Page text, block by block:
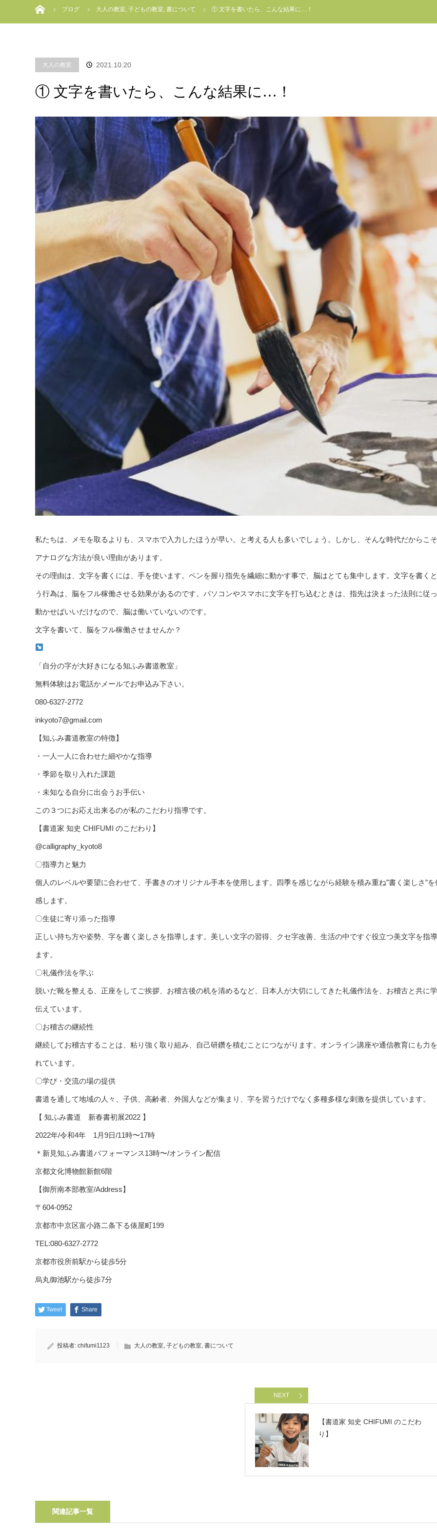
ブログ
大人の教室, 子どもの教室, 書について ① 文字を書いたら、こんな結果に…！
大人の教室 2021.10.20
① 文字を書いたら、こんな結果に…！
私たちは、メモを取るよりも、スマホで入力したほうが早い。と考える人も多いでしょう。しかし、そんな時代だからこそ
アナログな方法が良い理由があります。
その理由は、文字を書くには、手を使います。ペンを握り指先を繊細に動かす事で、脳はとても集中します。文字を書く
う行為は、脳をフル稼働させる効果があるのです。パソコンやスマホに文字を打ち込むときは、指先は決まった法則に従
動かせばいいだけなので、脳は働いていないのです。
文字を書いて、脳をフル稼働させませんか？
「自分の字が大好きになる知ふみ書道教室」
無料体験はお電話かメールでお申込み下さい。
080-6327-2772
inkyoto7@gmail.com
【知ふみ書道教室の特徴】
・一人一人に合わせた細やかな指導
・季節を取り入れた課題
・未知なる自分に出会うお手伝い
この３つにお応え出来るのが私のこだわり指導です。
【書道家 知史 CHIFUMI のこだわり】
@calligraphy_kyoto8
〇指導力と魅力
個人のレベルや要望に合わせて、手書きのオリジナル手本を使用します。四季を感じながら経験を積み重ね”書く楽しさ”を
感します。
〇生徒に寄り添った指導
正しい持ち方や姿勢、字を書く楽しさを指導します。美しい文字の習得、クセ字改善、生活の中ですぐ役立つ美文字を指
ます。
〇礼儀作法を学ぶ
脱いだ靴を整える、正座をしてご挨拶、お稽古後の机を清めるなど、日本人が大切にしてきた礼儀作法を、お稽古と共に
伝えています。
〇お稽古の継続性
継続してお稽古することは、粘り強く取り組み、自己研鑽を積むことにつながります。オンライン講座や通信教育にも力
れています。
〇学び・交流の場の提供
書道を通して地域の人々、子供、高齢者、外国人などが集まり、字を習うだけでなく多種多様な刺激を提供しています。
【 知ふみ書道 新春書初展2022 】
2022年/令和4年 1月9日/11時〜17時
＊新見知ふみ書道パフォーマンス13時〜/オンライン配信
京都文化博物館新館6階
【御所南本部教室/Address】
〒604-0952
京都市中京区富小路二条下る俵屋町199
TEL:080-6327-2772
京都市役所前駅から徒歩5分
烏丸御池駅から徒歩7分
Tweet Share
投稿者: chifumi1123 大人の教室 子どもの教室 書について
NEXT
【書道家 知史 CHIFUMI のこだわ
り】
関連記事一覧